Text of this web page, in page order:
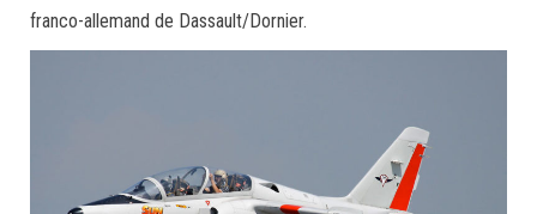
franco-allemand de Dassault/Dornier.